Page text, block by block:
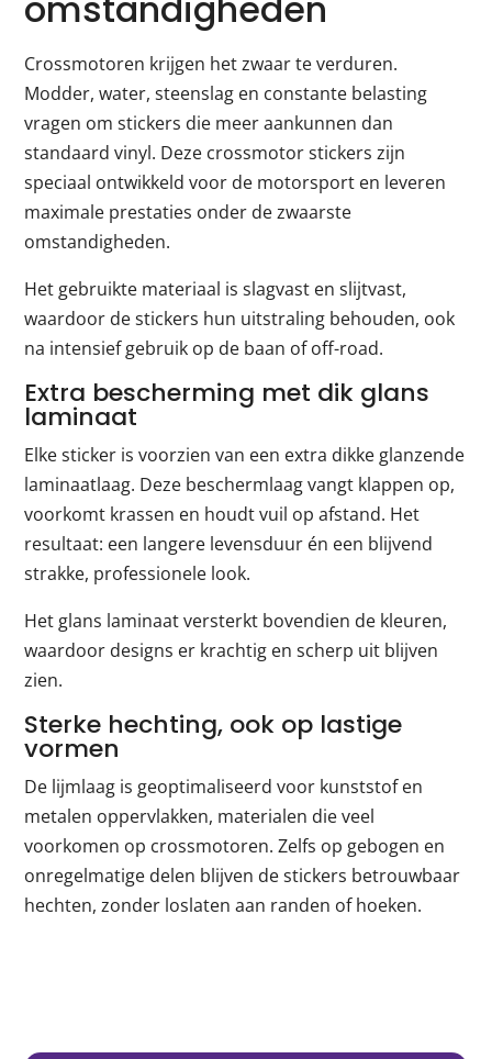
Crossmotoren krijgen het zwaar te verduren.
Modder, water, steenslag en constante belasting
vragen om stickers die meer aankunnen dan
standaard vinyl. Deze crossmotor stickers zijn
speciaal ontwikkeld voor de motorsport en leveren
maximale prestaties onder de zwaarste
omstandigheden.
Het gebruikte materiaal is slagvast en slijtvast,
waardoor de stickers hun uitstraling behouden, ook
na intensief gebruik op de baan of off-road.
Extra bescherming met dik glans
laminaat
Elke sticker is voorzien van een extra dikke glanzende
laminaatlaag. Deze beschermlaag vangt klappen op,
voorkomt krassen en houdt vuil op afstand. Het
resultaat: een langere levensduur én een blijvend
strakke, professionele look.
Het glans laminaat versterkt bovendien de kleuren,
waardoor designs er krachtig en scherp uit blijven
zien.
Sterke hechting, ook op lastige
vormen
De lijmlaag is geoptimaliseerd voor kunststof en
metalen oppervlakken, materialen die veel
voorkomen op crossmotoren. Zelfs op gebogen en
onregelmatige delen blijven de stickers betrouwbaar
hechten, zonder loslaten aan randen of hoeken.